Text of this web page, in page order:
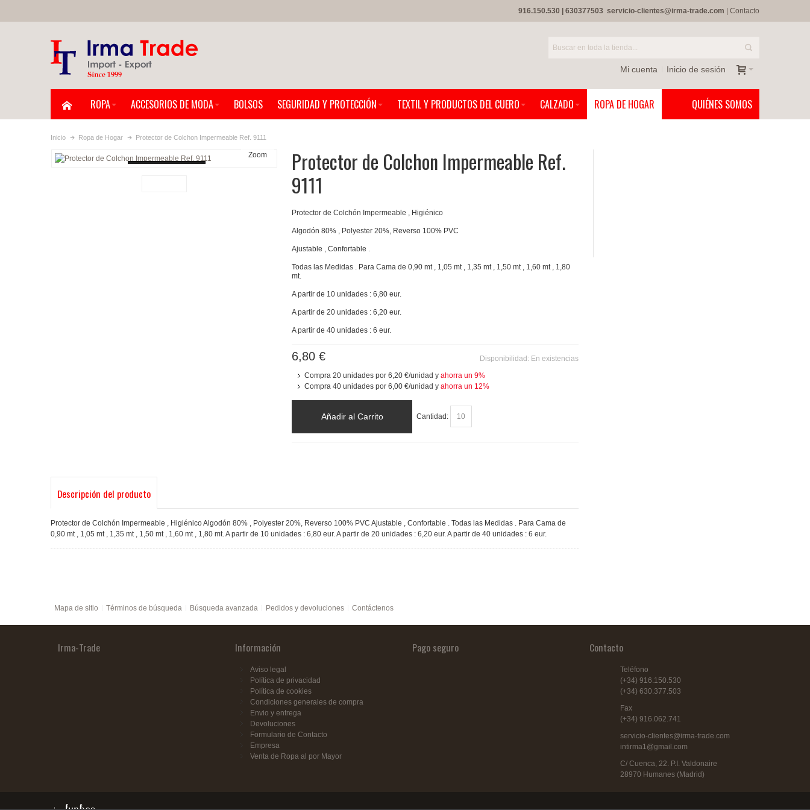
916.150.530 630377503 servicio-clientes@irma-trade.com Contacto
Mi cuenta Inicio de sesión
ROPA ACCESORIOS DE MODA BOLSOS SEGURIDAD Y PROTECCIÓN TEXTIL Y PRODUCTOS DEL CUERO CALZADO ROPA DE HOGAR QUIÉNES SOMOS
Inicio Ropa de Hogar Protector de Colchon Impermeable Ref. 9111
Zoom
Protector de Colchon Impermeable Ref.
9111
Protector de Colchón Impermeable , Higiénico
Algodón 80% , Polyester 20%, Reverso 100% PVC
Ajustable , Confortable .
Todas las Medidas . Para Cama de 0,90 mt , 1,05 mt , 1,35 mt , 1,50 mt , 1,60 mt , 1,80
mt.
A partir de 10 unidades : 6,80 eur.
A partir de 20 unidades : 6,20 eur.
A partir de 40 unidades : 6 eur.
Disponibilidad: En existencias
6,80 €
Compra 20 unidades por 6,20 €/unidad y ahorra un 9%
Compra 40 unidades por 6,00 €/unidad y ahorra un 12%
Cantidad:
Añadir al Carrito
Descripción del producto
Protector de Colchón Impermeable , Higiénico Algodón 80% , Polyester 20%, Reverso 100% PVC Ajustable , Confortable . Todas las Medidas . Para Cama de
0,90 mt , 1,05 mt , 1,35 mt , 1,50 mt , 1,60 mt , 1,80 mt. A partir de 10 unidades : 6,80 eur. A partir de 20 unidades : 6,20 eur. A partir de 40 unidades : 6 eur.
Mapa de sitio Términos de búsqueda Búsqueda avanzada Pedidos y devoluciones Contáctenos
Irma-Trade Información
Aviso legal
Política de privacidad
Política de cookies
Condiciones generales de compra
Envio y entrega
Devoluciones
Formulario de Contacto
Empresa
Venta de Ropa al por Mayor
Pago seguro Contacto
Teléfono
(+34) 916.150.530
(+34) 630.377.503
Fax
(+34) 916.062.741
servicio-clientes@irma-trade.com
intirma1@gmail.com
C/ Cuenca, 22. P.I. Valdonaire
28970 Humanes (Madrid)